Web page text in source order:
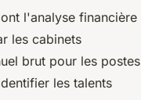
l'analyse financière
les cabinets
brut pour les postes
les talents